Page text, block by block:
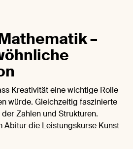
–
Kreativität eine wichtige Rolle
würde. Gleichzeitig faszinierte
Zahlen und Strukturen.
Abitur die Leistungskurse Kunst